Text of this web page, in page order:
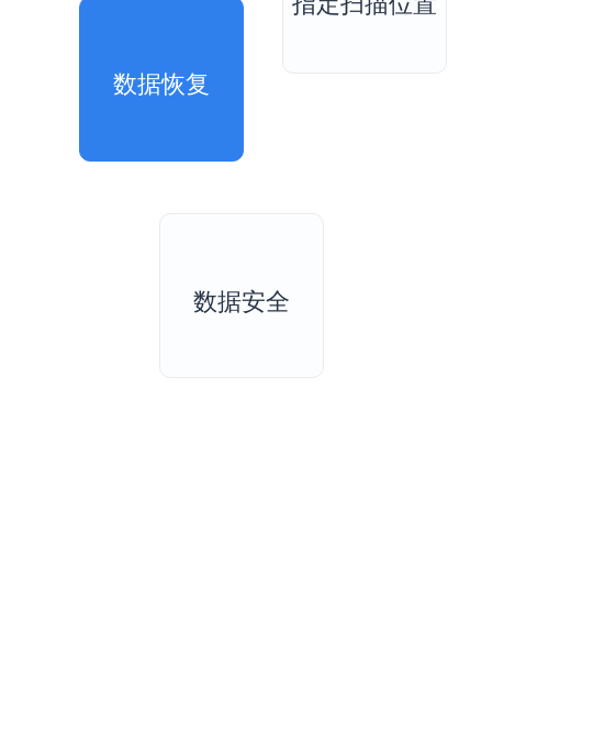
数据恢复
数据安全